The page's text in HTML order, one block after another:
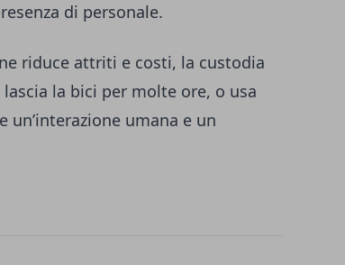
di personale.
riduce attriti e costi, la custodia
la bici per molte ore, o usa
un’interazione umana e un